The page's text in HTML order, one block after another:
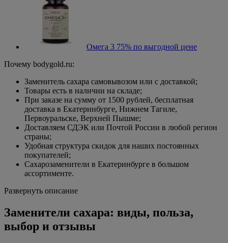
Омега 3 75% по выгодной цене
Почему bodygold.ru:
Заменитель сахара самовывозом или c доставкой;
Товары есть в наличии на складе;
При заказе на сумму от 1500 рублей, бесплатная
доставка в Екатеринбурге, Нижнем Тагиле,
Первоуральске, Верхней Пышме;
Доставляем СДЭК или Почтой России в любой регион
страны;
Удобная структура скидок для наших постоянных
покупателей;
Сахарозаменители в Екатеринбурге в большом
ассортименте.
Развернуть описание
Заменители сахара: виды, польза,
выбор и отзывы